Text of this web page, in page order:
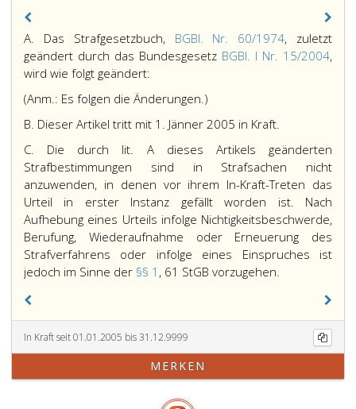
A. Das Strafgesetzbuch, BGBl. Nr. 60/1974, zuletzt
geändert durch das Bundesgesetz BGBl. I Nr. 15/2004,
wird wie folgt geändert:
(Anm.: Es folgen die Änderungen.)
B. Dieser Artikel tritt mit 1. Jänner 2005 in Kraft.
C. Die durch lit. A dieses Artikels geänderten
Strafbestimmungen sind in Strafsachen nicht
anzuwenden, in denen vor ihrem In-Kraft-Treten das
Urteil in erster Instanz gefällt worden ist. Nach
Aufhebung eines Urteils infolge Nichtigkeitsbeschwerde,
Berufung, Wiederaufnahme oder Erneuerung des
Strafverfahrens oder infolge eines Einspruches ist
jedoch im Sinne der §§ 1 , 61 StGB vorzugehen.
In Kraft seit 01.01.2005 bis 31.12.9999
MERKEN